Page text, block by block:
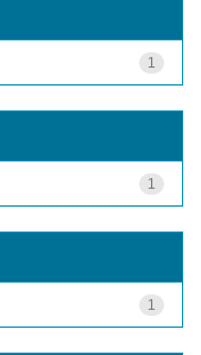
1
1
1